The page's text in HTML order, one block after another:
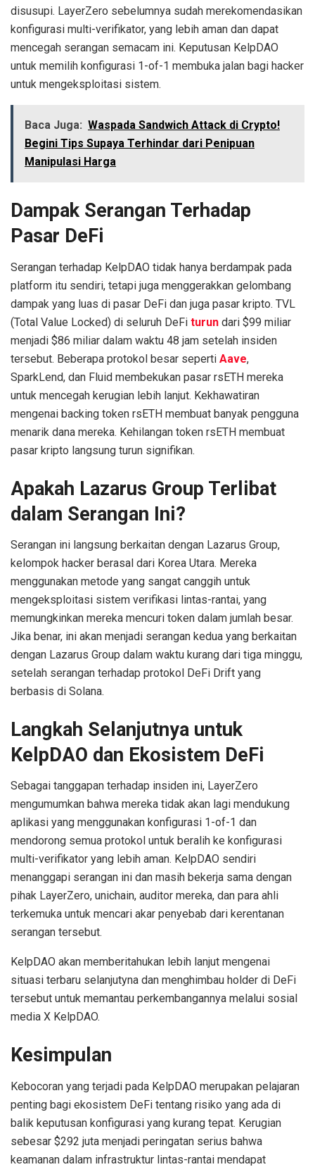
disusupi. LayerZero sebelumnya sudah merekomendasikan
konfigurasi multi-verifikator, yang lebih aman dan dapat
mencegah serangan semacam ini. Keputusan KelpDAO
untuk memilih konfigurasi 1-of-1 membuka jalan bagi hacker
untuk mengeksploitasi sistem.
Baca Juga: Waspada Sandwich Attack di Crypto!
Begini Tips Supaya Terhindar dari Penipuan
Manipulasi Harga
Dampak Serangan Terhadap
Pasar DeFi
Serangan terhadap KelpDAO tidak hanya berdampak pada
platform itu sendiri, tetapi juga menggerakkan gelombang
dampak yang luas di pasar DeFi dan juga pasar kripto. TVL
(Total Value Locked) di seluruh DeFi turun dari $99 miliar
menjadi $86 miliar dalam waktu 48 jam setelah insiden
tersebut. Beberapa protokol besar seperti Aave,
SparkLend, dan Fluid membekukan pasar rsETH mereka
untuk mencegah kerugian lebih lanjut. Kekhawatiran
mengenai backing token rsETH membuat banyak pengguna
menarik dana mereka. Kehilangan token rsETH membuat
pasar kripto langsung turun signifikan.
Apakah Lazarus Group Terlibat
dalam Serangan Ini?
Serangan ini langsung berkaitan dengan Lazarus Group,
kelompok hacker berasal dari Korea Utara. Mereka
menggunakan metode yang sangat canggih untuk
mengeksploitasi sistem verifikasi lintas-rantai, yang
memungkinkan mereka mencuri token dalam jumlah besar.
Jika benar, ini akan menjadi serangan kedua yang berkaitan
dengan Lazarus Group dalam waktu kurang dari tiga minggu,
setelah serangan terhadap protokol DeFi Drift yang
berbasis di Solana.
Langkah Selanjutnya untuk
KelpDAO dan Ekosistem DeFi
Sebagai tanggapan terhadap insiden ini, LayerZero
mengumumkan bahwa mereka tidak akan lagi mendukung
aplikasi yang menggunakan konfigurasi 1-of-1 dan
mendorong semua protokol untuk beralih ke konfigurasi
multi-verifikator yang lebih aman. KelpDAO sendiri
menanggapi serangan ini dan masih bekerja sama dengan
pihak LayerZero, unichain, auditor mereka, dan para ahli
terkemuka untuk mencari akar penyebab dari kerentanan
serangan tersebut.
KelpDAO akan memberitahukan lebih lanjut mengenai
situasi terbaru selanjutyna dan menghimbau holder di DeFi
tersebut untuk memantau perkembangannya melalui sosial
media X KelpDAO.
Kesimpulan
Kebocoran yang terjadi pada KelpDAO merupakan pelajaran
penting bagi ekosistem DeFi tentang risiko yang ada di
balik keputusan konfigurasi yang kurang tepat. Kerugian
sebesar $292 juta menjadi peringatan serius bahwa
keamanan dalam infrastruktur lintas-rantai mendapat